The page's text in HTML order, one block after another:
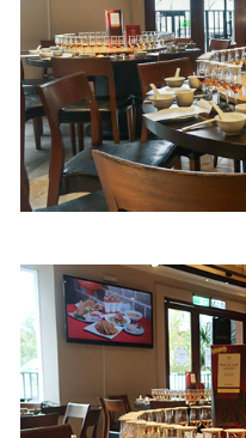
照相簿
影音區
創意出版服務
歷史區
個人著作
活動實況記錄
媒體報導一覽
合作與代言